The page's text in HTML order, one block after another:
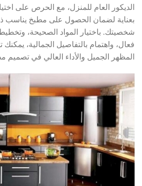
الديكور العام للمنزل، مع الحرص على
بعناية لضمان الحصول على مطبخ
شخصيتك. باختيار المواد الصحيحة،
فعال، واهتمام بالتفاصيل الجمالية،
المظهر الجميل والأداء العالي في تصميم